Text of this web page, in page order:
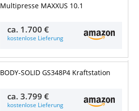
Multipresse MAXXUS 10.1
ca. 1.700 €
kostenlose Lieferung
BODY-SOLID GS348P4 Kraftstation
ca.3.799 €
kostenlose Lieferung